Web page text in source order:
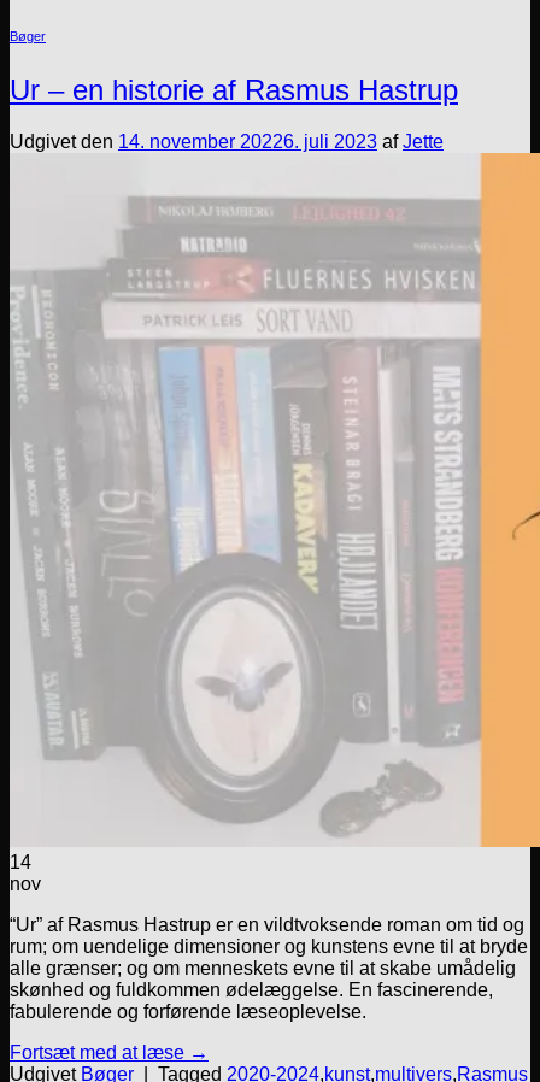
Bøger
Ur – en historie af Rasmus Hastrup
Udgivet den 14. november 20226. juli 2023 afJette
14
nov
“Ur” af Rasmus Hastrup er en vildtvoksende roman om tid og
rum; om uendelige dimensioner og kunstens evne til at bryde
alle grænser; og om menneskets evne til at skabe umådelig
skønhed og fuldkommen ødelæggelse. En fascinerende,
fabulerende og forførende læseoplevelse.
Fortsæt med at læse →
Udgivet Bøger Tagged 2020-2024,kunst,multivers,Rasmus